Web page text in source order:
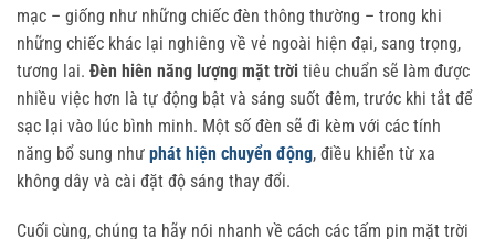
mạc – giống như những chiếc đèn thông thường – trong khi
những chiếc khác lại nghiêng về vẻ ngoài hiện đại, sang trọng,
tương lai. Đèn hiên năng lượng mặt trời tiêu chuẩn sẽ làm được
nhiều việc hơn là tự động bật và sáng suốt đêm, trước khi tắt để
sạc lại vào lúc bình minh. Một số đèn sẽ đi kèm với các tính
năng bổ sung như phát hiện chuyển động, điều khiển từ xa
không dây và cài đặt độ sáng thay đổi.
Cuối cùng, chúng ta hãy nói nhanh về cách các tấm pin mặt trời